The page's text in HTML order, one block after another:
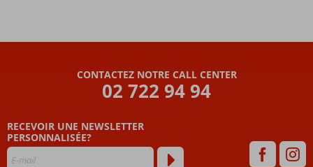
CONTACTEZ NOTRE CALL CENTER
02 722 94 94
RECEVOIR UNE NEWSLETTER
PERSONNALISÉE?